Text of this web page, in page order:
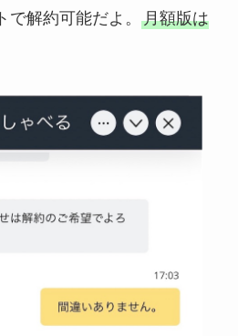
で解約可能だよ。 月額版は